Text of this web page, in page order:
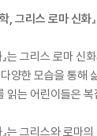
, 그리스 로마 신화』
는 그리스 로마
양한 모습을 통해
는 어린이들은
는 그리스와 로